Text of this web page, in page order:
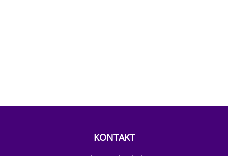
KONTAKT